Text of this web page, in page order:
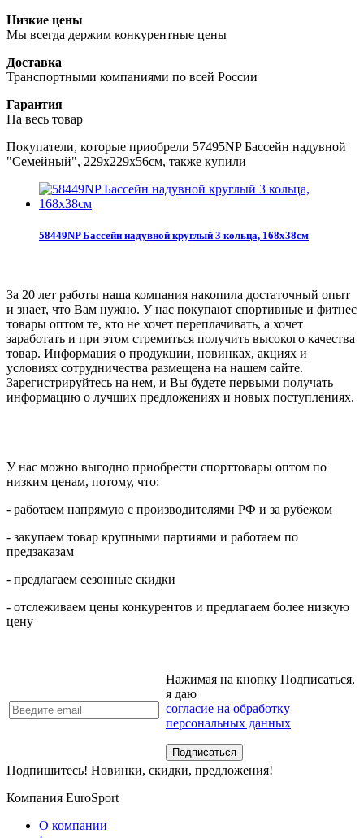
Низкие цены
Мы всегда держим конкурентные цены
Доставка
Транспортными компаниями по всей России
Гарантия
На весь товар
Покупатели, которые приобрели 57495NP Бассейн надувной
"Семейный", 229х229х56см, также купили
58449NP Бассейн надувной круглый 3 кольца, 168х38см
За 20 лет работы наша компания накопила достаточный опыт
и знает, что Вам нужно. У нас покупают спортивные и фитнес
товары оптом те, кто не хочет переплачивать, а хочет
заработать и при этом стремиться получить высокого качества
товар. Информация о продукции, новинках, акциях и
условиях сотрудничества размещена на нашем сайте.
Зарегистрируйтесь на нем, и Вы будете первыми получать
информацию о лучших предложениях и новых поступлениях.
У нас можно выгодно приобрести спорттовары оптом по
низким ценам, потому, что:
- работаем напрямую с производителями РФ и за рубежом
- закупаем товар крупными партиями и работаем по
предзаказам
- предлагаем сезонные скидки
- отслеживаем цены конкурентов и предлагаем более низкую
цену
Нажимая на кнопку Подписаться,
я даю
согласие на обработку
персональных данных
Подпишитесь! Новинки, скидки, предложения!
Компания EuroSport
О компании